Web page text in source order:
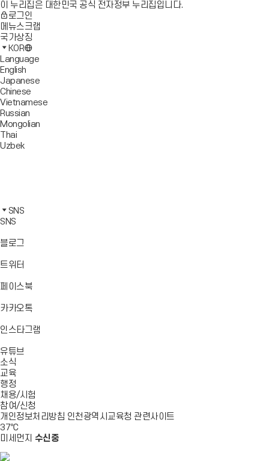
이 누리집은 대한민국 공식 전자정부 누리집입니다.
로그인
메뉴스크랩
국가상징
KOR
Language
English
Japanese
Chinese
Vietnamese
Russian
Mongolian
Thai
Uzbek
가
기
로
가
북
바
가
타
그
바
가
카
오
바
가
SNS
SNS
블로그
트위터
가
페이스북바
가
카카오톡바
가
인스타그램
유튜브
소식
교육
행정
채용/시험
참여/신청
개인정보처리방침 인천광역시교육청 관련사이트
37℃
미세먼지 수신중